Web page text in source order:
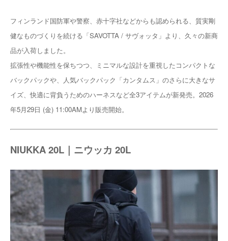
フィンランド国防軍や警察、赤十字社などからも認められる、質実剛
健なものづくりを続ける「SAVOTTA / サヴォッタ」より、久々の新商
品が入荷しました。
拡張性や機能性を保ちつつ、ミニマルな設計を重視したコンパクトな
バックパックや、人気バックパック「カンタムス」のさらに大きなサ
イズ、快適に背負うためのハーネスなど全3アイテムが新発売。2026
年5月29日 (金) 11:00AMより販売開始。
NIUKKA 20L｜ニウッカ 20L